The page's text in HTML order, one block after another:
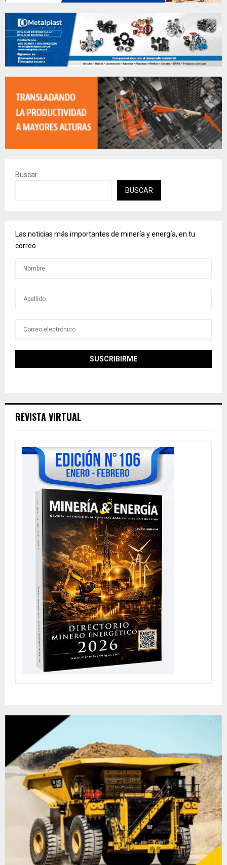
Buscar
BUSCAR
Las noticias más importantes de minería y energía, en tu
correo.
REVISTA VIRTUAL